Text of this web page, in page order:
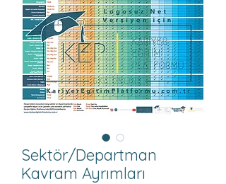
Sektör/Departman
Kavram Ayrımları